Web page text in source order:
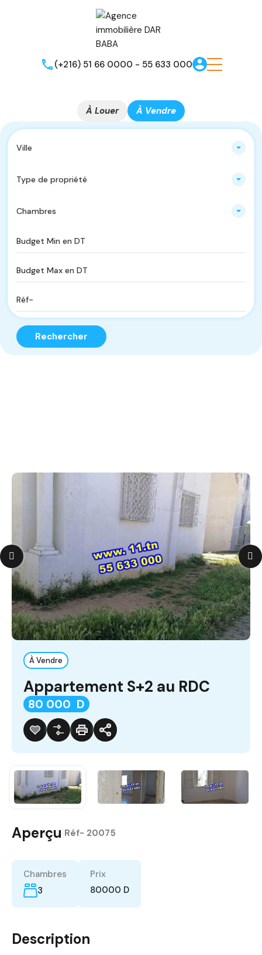
(+216) 51 66 0000 - 55 633 000
À Louer À Vendre
Ville
Type de propriété
Chambres
Rechercher
À Vendre
Appartement S+2 au RDC
80 000 D
Aperçu Réf- 20075
Chambres
3
Prix
80000 D
Description